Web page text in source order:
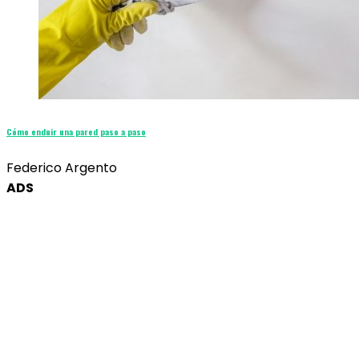
Cómo enduir una pared paso a paso
Federico Argento
ADS